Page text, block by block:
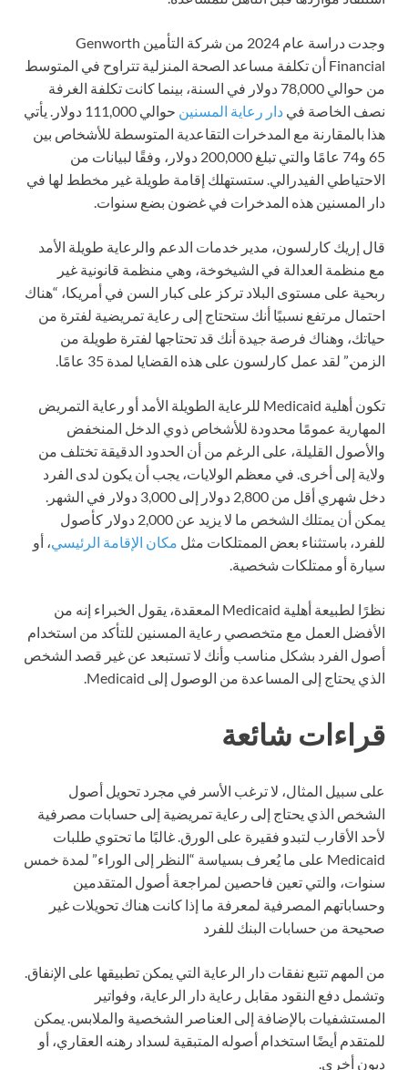
وجدت دراسة عام 2024 من شركة التأمين Genworth
Financial أن تكلفة مساعد الصحة المنزلية تتراوح في المتوسط
من حوالي 78,000 دولار في السنة، بينما كانت تكلفة الغرفة
نصف الخاصة في دار رعاية المسنين
حوالي 111,000 دولار. يأتي
هذا بالمقارنة مع المدخرات التقاعدية المتوسطة للأشخاص بين
65 و74 عامًا والتي تبلغ 200,000 دولار، وفقًا لبيانات من
الاحتياطي الفيدرالي. ستستهلك إقامة طويلة غير مخطط لها في
دار المسنين هذه المدخرات في غضون بضع سنوات.
قال إريك كارلسون، مدير خدمات الدعم والرعاية طويلة الأمد
مع منظمة العدالة في الشيخوخة، وهي منظمة قانونية غير
ربحية على مستوى البلاد تركز على كبار السن في أمريكا، “هناك
احتمال مرتفع نسبيًا أنك ستحتاج إلى رعاية تمريضية لفترة من
حياتك، وهناك فرصة جيدة أنك قد تحتاجها لفترة طويلة من
الزمن.” لقد عمل كارلسون على هذه القضايا لمدة 35 عامًا.
تكون أهلية Medicaid للرعاية الطويلة الأمد أو رعاية التمريض
المهارية عمومًا محدودة للأشخاص ذوي الدخل المنخفض
والأصول القليلة، على الرغم من أن الحدود الدقيقة تختلف من
ولاية إلى أخرى. في معظم الولايات، يجب أن يكون لدى الفرد
دخل شهري أقل من 2,800 دولار إلى 3,000 دولار في الشهر.
يمكن أن يمتلك الشخص ما لا يزيد عن 2,000 دولار كأصول
للفرد، باستثناء بعض الممتلكات مثل مكان الإقامة الرئيسي، أو
سيارة أو ممتلكات شخصية.
نظرًا لطبيعة أهلية Medicaid المعقدة، يقول الخبراء إنه من
الأفضل العمل مع متخصصي رعاية المسنين للتأكد من استخدام
أصول الفرد بشكل مناسب وأنك لا تستبعد عن غير قصد الشخص
الذي يحتاج إلى المساعدة من الوصول إلى Medicaid.
قراءات شائعة
على سبيل المثال، لا ترغب الأسر في مجرد تحويل أصول
الشخص الذي يحتاج إلى رعاية تمريضية إلى حسابات مصرفية
لأحد الأقارب لتبدو فقيرة على الورق. غالبًا ما تحتوي طلبات
Medicaid على ما يُعرف بسياسة “النظر إلى الوراء” لمدة خمس
سنوات، والتي تعين فاحصين لمراجعة أصول المتقدمين
وحساباتهم المصرفية لمعرفة ما إذا كانت هناك تحويلات غير
صحيحة من حسابات البنك للفرد
من المهم تتبع نفقات دار الرعاية التي يمكن تطبيقها على الإنفاق.
وتشمل دفع النقود مقابل رعاية دار الرعاية، وفواتير
المستشفيات بالإضافة إلى العناصر الشخصية والملابس. يمكن
للمتقدم أيضًا استخدام أصوله المتبقية لسداد رهنه العقاري، أو
ديون أخرى.